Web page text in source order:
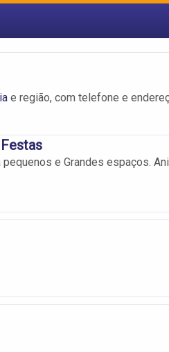
e região, com telefone e
e Grandes espaços.